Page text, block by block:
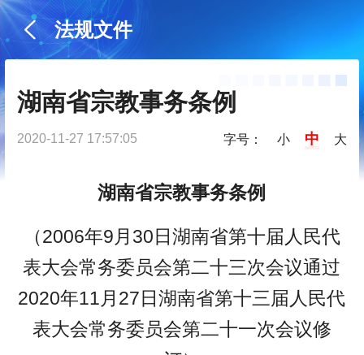
法规文件
湖南省宗教事务条例
2020-11-27 17:57:05 字号： 小 中 大
湖南省宗教事务条例
（2006年9月30日湖南省第十届人民代
表大会常务委员会第二十三次会议通过
2020年11月27日湖南省第十三届人民代
表大会常务委员会第二十一次会议修